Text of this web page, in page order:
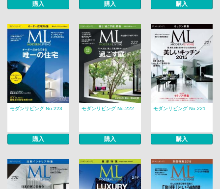
購入 購入 購入
モダンリビング No.223
購入
モダンリビング No.222
購入
モダンリビング No.221
購入